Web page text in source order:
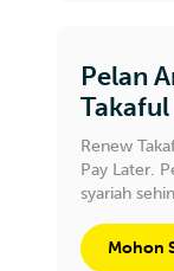
Pelan
Renew
Pay Later.
syariah
Mohon